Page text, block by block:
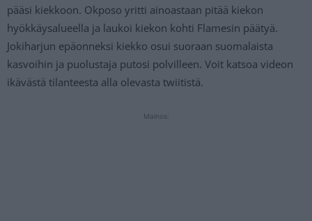
pääsi kiekkoon. Okposo yritti ainoastaan pitää kiekon
hyökkäysalueella ja laukoi kiekon kohti Flamesin päätyä.
Jokiharjun epäonneksi kiekko osui suoraan suomalaista
kasvoihin ja puolustaja putosi polvilleen. Voit katsoa videon
ikävästä tilanteesta alla olevasta twiitistä.
Mainos: